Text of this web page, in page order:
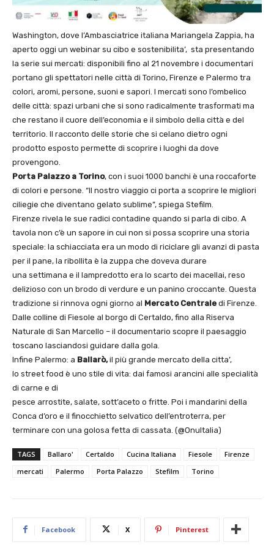
Washington, dove l’Ambasciatrice italiana Mariangela Zappia, ha
aperto oggi un webinar su cibo e sostenibilita’, sta presentando
la serie sui mercati: disponibili fino al 21 novembre i documentari
portano gli spettatori nelle città di Torino, Firenze e Palermo tra
colori, aromi, persone, suoni e sapori. I mercati sono l’ombelico
delle città: spazi urbani che si sono radicalmente trasformati ma
che restano il cuore dell’economia e il simbolo della città e del
territorio. Il racconto delle storie che si celano dietro ogni
prodotto esposto permette di scoprire i luoghi da dove
provengono.
Porta Palazzo a Torino, con i suoi 1000 banchi è una roccaforte
di colori e persone. “Il nostro viaggio ci porta a scoprire le migliori
ciliegie che diventano gelato sublime”, spiega Stefilm.
Firenze rivela le sue radici contadine quando si parla di cibo. A
tavola non c’è un sapore in cui non si possa scoprire una storia
speciale: la schiacciata era un modo di riciclare gli avanzi di pasta
per il pane, la ribollita è la zuppa che doveva durare
una settimana e il lampredotto era lo scarto dei macellai, reso
delizioso con un brodo di verdure e un panino croccante. Questa
tradizione si rinnova ogni giorno al Mercato Centrale di Firenze.
Dalle colline di Fiesole al borgo di Certaldo, fino alla Riserva
Naturale di San Marcello – il documentario scopre il paesaggio
toscano lasciandosi guidare dalla gola.
Infine Palermo: a Ballarò,il più grande mercato della citta’,
lo street food è uno stile di vita: dai famosi arancini alle specialità
di carne e di
pesce arrostite, salate, sott’aceto o fritte. Poi i mandarini della
Conca d’oro e il finocchietto selvatico dell’entroterra, per
terminare con una golosa fetta di cassata. (@OnuItalia)
TAGS Ballaro' Certaldo Cucina Italiana Fiesole
Firenze
mercati
Palermo Porta Palazzo Stefilm Torino
Facebook X Pinterest